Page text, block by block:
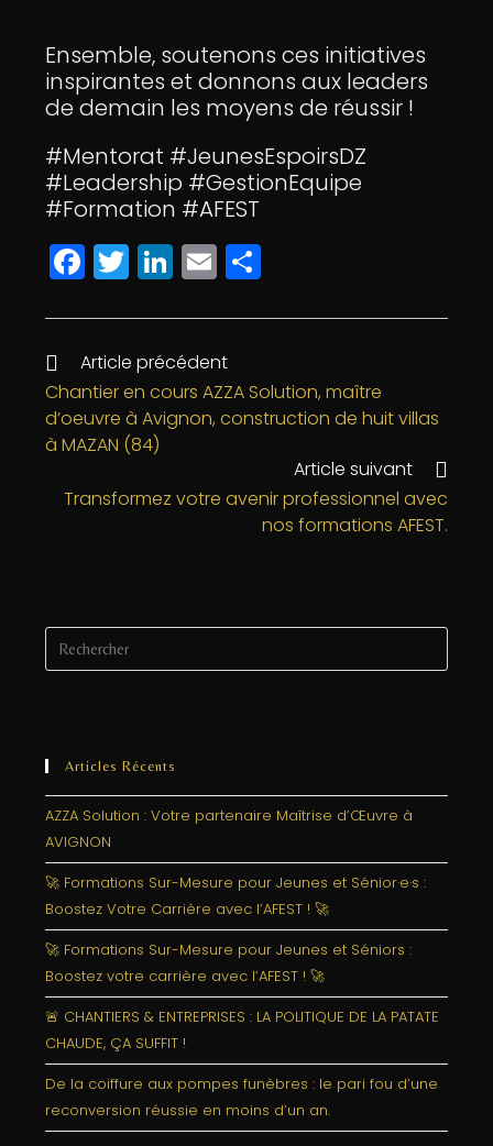
Ensemble, soutenons ces initiatives
inspirantes et donnons aux leaders
de demain les moyens de réussir !
#Mentorat #JeunesEspoirsDZ
#Leadership #GestionEquipe
#Formation #AFEST
F
a
c
e
b
o
k
T
w
itt
e
r
Li
n
k
e
dI
n
E
m
ai
l
rt
g
e
Article précédent
Chantier en cours AZZA Solution, maître
d’oeuvre à Avignon, construction de huit villas
à MAZAN (84)
Article suivant
Transformez votre avenir professionnel avec
nos formations AFEST.
Articles Récents
AZZA Solution : Votre partenaire Maîtrise d’Œuvre à
AVIGNON
🚀 Formations Sur-Mesure pour Jeunes et Sénior·e·s :
Boostez Votre Carrière avec l’AFEST ! 🚀
🚀 Formations Sur-Mesure pour Jeunes et Séniors :
Boostez votre carrière avec l’AFEST ! 🚀
🚨 CHANTIERS & ENTREPRISES : LA POLITIQUE DE LA PATATE
CHAUDE, ÇA SUFFIT !
De la coiffure aux pompes funèbres : le pari fou d’une
reconversion réussie en moins d’un an.